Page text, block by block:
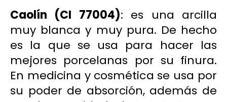
Caolín (CI 77004): es una arcilla
muy blanca y muy pura. De hecho
es la que se usa para hacer las
mejores porcelanas por su finura.
En medicina y cosmética se usa por
su poder de absorción, además de